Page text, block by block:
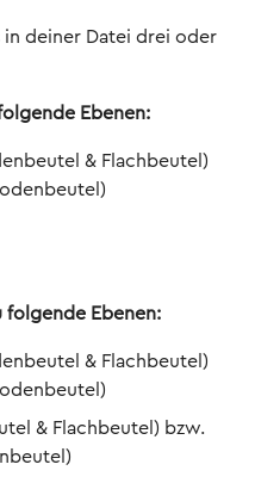
deiner Datei drei oder
Ebenen:
& Flachbeutel)
folgende Ebenen:
& Flachbeutel)
& Flachbeutel) bzw.